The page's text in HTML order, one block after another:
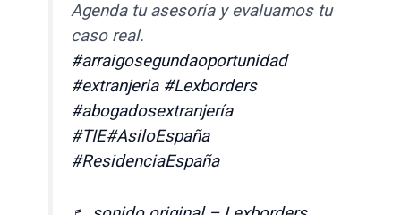
Agenda tu asesoría y evaluamos tu
caso real.
#arraigosegundaoportunidad
#extranjeria #Lexborders
#abogadosextranjería
#TIE#AsiloEspaña
#ResidenciaEspaña